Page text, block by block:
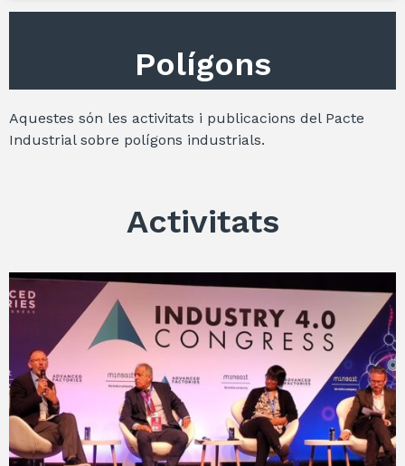
Polígons
Aquestes són les activitats i publicacions del Pacte
Industrial sobre polígons industrials.
Activitats